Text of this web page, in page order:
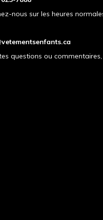
nous sur les heures
questions ou